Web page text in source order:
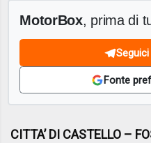
MotorBox, prima di
Fonte
CITTA’ DI CASTELLO –